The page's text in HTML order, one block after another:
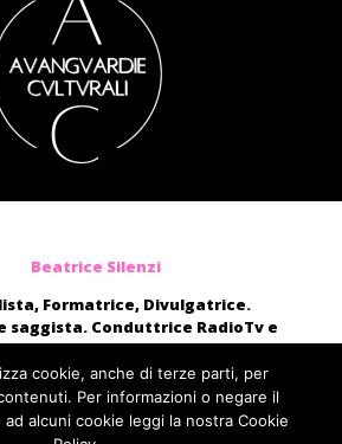
Beatrice Silenzi
Formatrice, Divulgatrice.
saggista. Conduttrice RadioTv e
blogger.
presentatrice di eventi, voce di
pubblicitarie nazionali.
cookie, anche di terze parti, per
Per informazioni o negare il
alcuni cookie leggi la nostra Cookie